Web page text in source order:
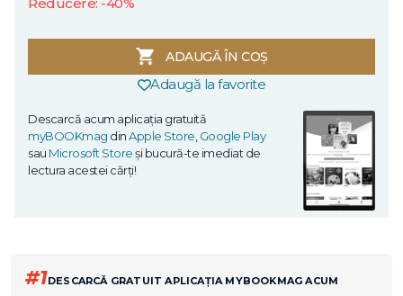
Reducere: -40%
ADAUGĂ ÎN COȘ
Adaugă la favorite
Descarcă acum aplicația gratuită
myBOOKmag dinApple Store,Google Play
sau Microsoft Storeși bucură-te imediat de
lectura acestei cărți!
#1DESCARCĂ GRATUIT APLICAȚIA MYBOOKMAG ACUM